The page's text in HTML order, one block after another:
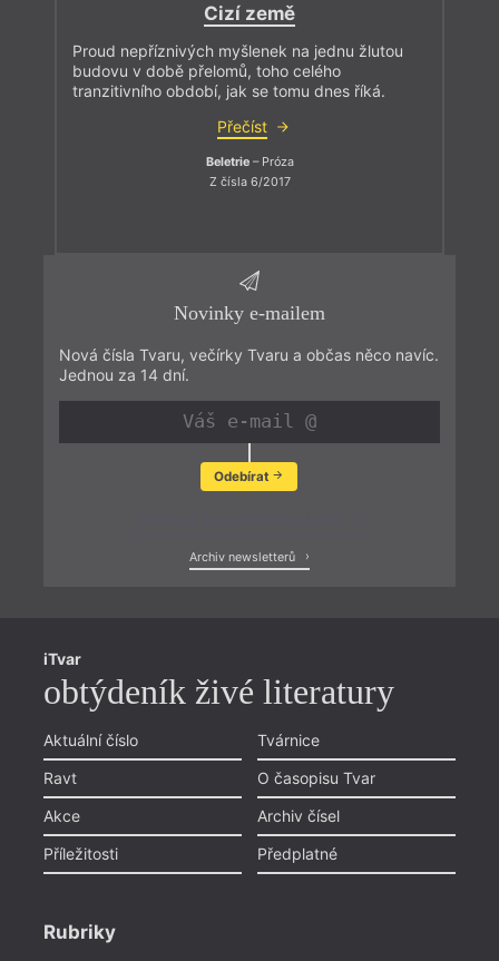
Cizí země
Proud nepříznivých myšlenek na jednu žlutou
budovu v době přelomů, toho celého
tranzitivního období, jak se tomu dnes říká.
Přečíst
Beletrie– Próza
Z čísla 6/2017
Novinky e-mailem
Nová čísla Tvaru, večírky Tvaru a občas něco navíc.
Jednou za 14 dní.
Odebírat
Archiv newsletterů
iTvar
obtýdeník živé literatury
Aktuální číslo
Ravt
Akce
Příležitosti
Tvárnice
O časopisu Tvar
Archiv čísel
Předplatné
Rubriky